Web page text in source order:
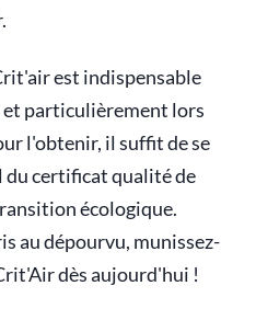
est indispensable
et particulièrement lors
l'obtenir, il suffit de se
du certificat qualité de
écologique.
au dépourvu, munissez-
dès aujourd'hui !